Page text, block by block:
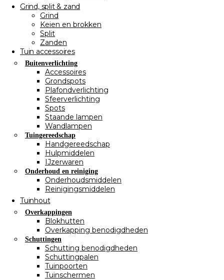
Grind, split & zand
Grind
Keien en brokken
Split
Zanden
Tuin accessoires
Buitenverlichting
Accessoires
Grondspots
Plafondverlichting
Sfeerverlichting
Spots
Staande lampen
Wandlampen
Tuingereedschap
Handgereedschap
Hulpmiddelen
IJzerwaren
Onderhoud en reiniging
Onderhoudsmiddelen
Reinigingsmiddelen
Tuinhout
Overkappingen
Blokhutten
Overkapping benodigdheden
Schuttingen
Schutting benodigdheden
Schuttingpalen
Tuinpoorten
Tuinschermen